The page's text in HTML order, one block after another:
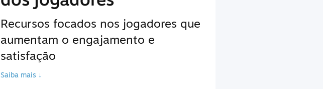
Recursos focados nos jogadores que
aumentam o engajamento e
satisfação
Saiba mais ↓